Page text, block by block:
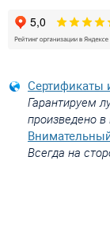
Сертификаты
Гарантируем
произведено в
Всегда на